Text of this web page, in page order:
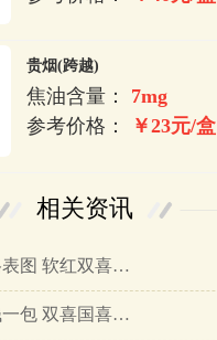
贵烟(跨越)
焦油含量： 7mg
参考价格：
￥23元/盒
相关资讯
软红双喜香烟价格表图 软红双喜一条多少钱…
双喜国喜烟多少钱一包 双喜国喜烟图片价格表…